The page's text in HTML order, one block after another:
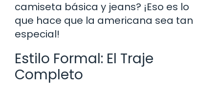
camiseta básica y jeans? ¡Eso es lo
que hace que la americana sea tan
especial!
Estilo Formal: El Traje
Completo